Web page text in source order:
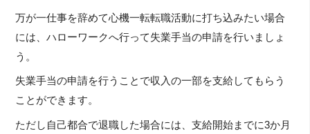
万が一仕事を辞めて心機一転転職活動に打ち込みたい場合
には、ハローワークへ行って失業手当の申請を行いましょ
う。
失業手当の申請を行うことで収入の一部を支給してもらう
ことができます。
ただし自己都合で退職した場合には、支給開始までに3か月